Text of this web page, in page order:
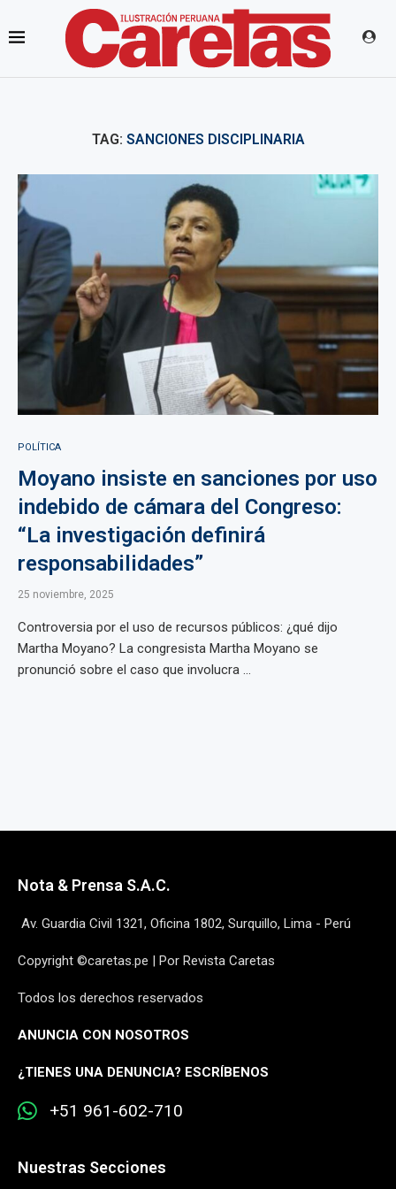
TAG: SANCIONES DISCIPLINARIA
POLÍTICA
Moyano insiste en sanciones por uso
indebido de cámara del Congreso:
“La investigación definirá
responsabilidades”
25 noviembre, 2025
Controversia por el uso de recursos públicos: ¿qué dijo
Martha Moyano? La congresista Martha Moyano se
pronunció sobre el caso que involucra ...
Nota & Prensa S.A.C.
Av. Guardia Civil 1321, Oficina 1802, Surquillo, Lima - Perú
Copyright ©caretas.pe | Por Revista Caretas
Todos los derechos reservados
ANUNCIA CON NOSOTROS
¿TIENES UNA DENUNCIA? ESCRÍBENOS
+51 961-602-710
Nuestras Secciones